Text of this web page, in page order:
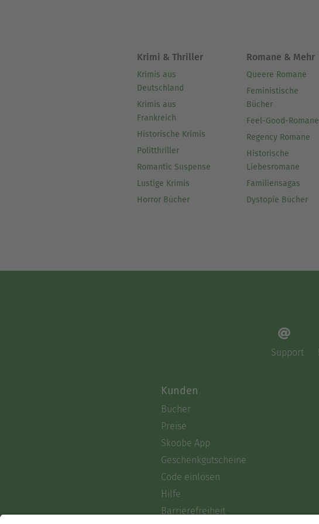
Krimi & Thriller
Krimis aus
Deutschland
Krimis aus
Frankreich
Historische Krimis
Politthriller
Romantic Suspense
Lustige Krimis
Horror Bücher
Romane & Mehr
Queere Romane
Feministische
Bücher
Feel-Good-Romane
Regency Romane
Historische
Liebesromane
Familiensagas
Dystopie Bücher
Support
Kunden
Bücher
Preise
Skoobe App
Geschenkgutscheine
Code einlösen
Hilfe
Barrierefreiheit